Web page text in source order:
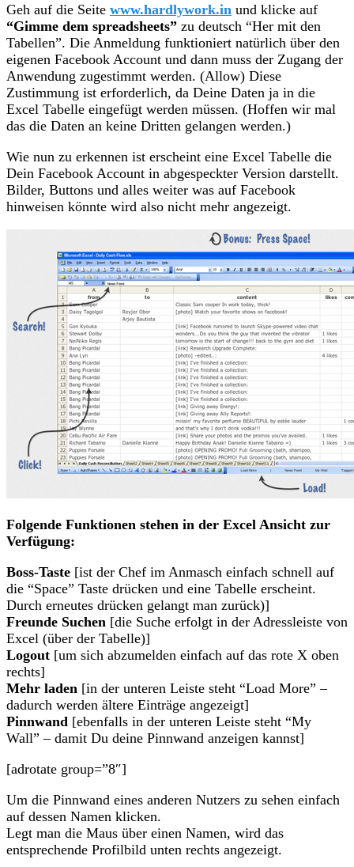
Geh auf die Seite www.hardlywork.in und klicke auf
“Gimme dem spreadsheets” zu deutsch “Her mit den
Tabellen”. Die Anmeldung funktioniert natürlich über den
eigenen Facebook Account und dann muss der Zugang der
Anwendung zugestimmt werden. (Allow) Diese
Zustimmung ist erforderlich, da Deine Daten ja in die
Excel Tabelle eingefügt werden müssen. (Hoffen wir mal
das die Daten an keine Dritten gelangen werden.)
Wie nun zu erkennen ist erscheint eine Excel Tabelle die
Dein Facebook Account in abgespeckter Version darstellt.
Bilder, Buttons und alles weiter was auf Facebook
hinweisen könnte wird also nicht mehr angezeigt.
Folgende Funktionen stehen in der Excel Ansicht zur
Verfügung:
Boss-Taste [ist der Chef im Anmasch einfach schnell auf
die “Space” Taste drücken und eine Tabelle erscheint.
Durch erneutes drücken gelangt man zurück)]
Freunde Suchen [die Suche erfolgt in der Adressleiste von
Excel (über der Tabelle)]
Logout [um sich abzumelden einfach auf das rote X oben
rechts]
Mehr laden [in der unteren Leiste steht “Load More” –
dadurch werden ältere Einträge angezeigt]
Pinnwand [ebenfalls in der unteren Leiste steht “My
Wall” – damit Du deine Pinnwand anzeigen kannst]
[adrotate group=”8″]
Um die Pinnwand eines anderen Nutzers zu sehen einfach
auf dessen Namen klicken.
Legt man die Maus über einen Namen, wird das
entsprechende Profilbild unten rechts angezeigt.